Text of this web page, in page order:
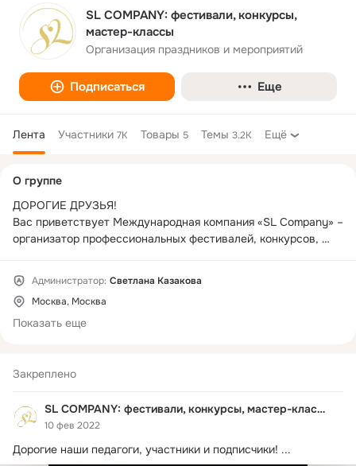
SL COMPANY: фестивали, конкурсы,
мастер-классы
Организация праздников и мероприятий
Подписаться Еще
Лента Участники 7K Товары 5 Темы 3.2K Ещё
Закреплено
SL COMPANY: фестивали, конкурсы, мастер-классы
10 фев 2022
Дорогие наши педагоги, участники и подписчики! ...
колонка
О группе
ДОРОГИЕ ДРУЗЬЯ!
Вас приветствует Международная компания «SL Company» –
организатор профессиональных фестивалей, конкурсов,
🔸 Вокал
🔸 Хореография
🔸 Оригинальный жанр
🔸 Инструментальная музыка
культуры Администрации городского округа г. Рыбинск!
По вопросам участия в конкурсах и фестивалях - звоните
нам или пишите:
тел./WhatsApp/Viber: +7 (925) 585-72-33 (RUS)
Администратор: Светлана Казакова
Москва, Москва
Показать еще